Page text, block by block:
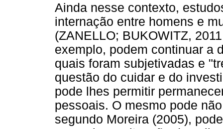
Ainda nesse contexto,
internação entre homens e
(ZANELLO; BUKOWITZ,
exemplo, podem continuar a
quais foram subjetivadas e
questão do cuidar e do
pode lhes permitir
pessoais. O mesmo pode
segundo Moreira (2005),